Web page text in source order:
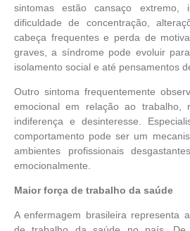
sintomas estão cansaço extremo,
dificuldade de concentração,
cabeça frequentes e perda de
graves, a síndrome pode evoluir
isolamento social e até pensamentos
Outro sintoma frequentemente
emocional em relação ao trabalho,
indiferença e desinteresse.
comportamento pode ser um
ambientes profissionais
emocionalmente.
Maior força de trabalho da saúde
A enfermagem brasileira representa